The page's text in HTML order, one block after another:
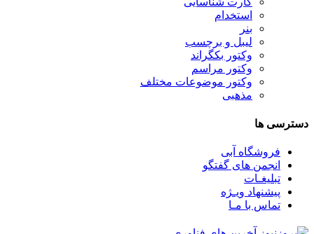
استخدام
بنر
لیبل و برچسب
وکتور بکگراند
وکتور مراسم
وکتور موضوعات مختلف
مذهبی
دسترسی ها
فروشگاه آبی
انجمن های گفتگو
تبلیغـات
پیشنهاد ویـژه
تماس با مـا